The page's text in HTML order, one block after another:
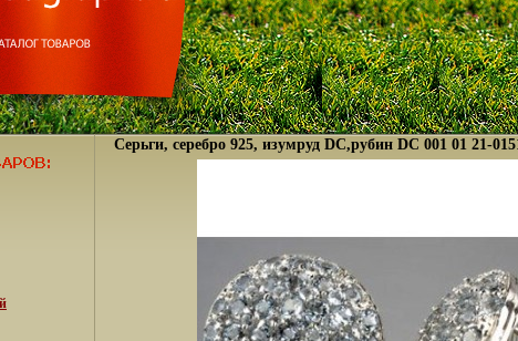
Серьги, серебро 925, изумруд DC,рубин DC 001 01 21-